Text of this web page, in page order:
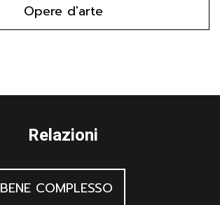
Opere d'arte
Relazioni
BENE COMPLESSO